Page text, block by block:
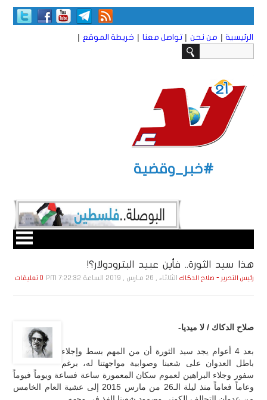
الرئيسية | من نحن | تواصل معنا | خريطة الموقع |
#خبر_وقضية
هذا سيد الثورة.. فأين عبيد البترودولار؟!
رئيس التحرير - صلاح الدكاك الثلاثاء , 26 مـارس , 2019 الساعة 7:22:32 PM 0 تعليقات
صلاح الدكاك / لا ميديا-
بعد 4 أعوام يجد سيد الثورة أن من المهم بسط وإجلاء
باطل العدوان على شعبنا وصوابية مواجهتنا له، برغم
سفور وجلاء البراهين لعموم سكان المعمورة ساعة فساعة ويوماً فيوماً
وعاماً فعاماً منذ ليلة الـ26 من مارس 2015 إلى عشية العام الخامس